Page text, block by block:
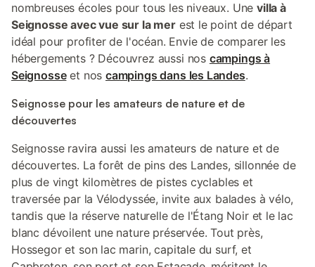
nombreuses écoles pour tous les niveaux. Unevilla à
Seignosse avec vue sur la merest le point de départ
idéal pour profiter de l'océan. Envie de comparer les
hébergements ? Découvrez aussi nos campings à
Seignosseet noscampings dans les Landes.
Seignosse pour les amateurs de nature et de
découvertes
Seignosse ravira aussi les amateurs de nature et de
découvertes. La forêt de pins des Landes, sillonnée de
plus de vingt kilomètres de pistes cyclables et
traversée par la Vélodyssée, invite aux balades à vélo,
tandis que la réserve naturelle de l'Étang Noir et le lac
blanc dévoilent une nature préservée. Tout près,
Hossegor et son lac marin, capitale du surf, et